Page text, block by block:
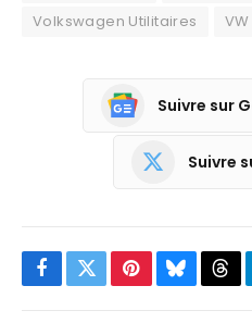
Volkswagen Utilitaires
Suivre sur
Suivre
Facebook
TwitterPinterestBluesky